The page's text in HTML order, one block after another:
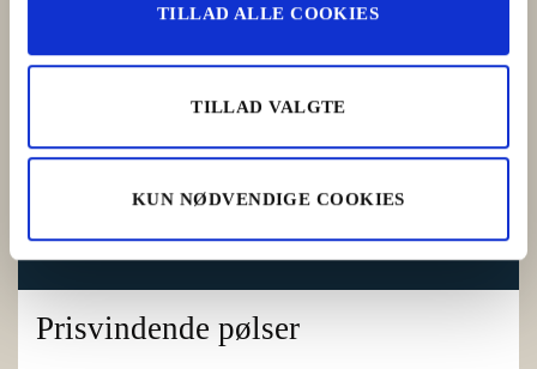
TILLAD ALLE COOKIES
TILLAD VALGTE
KUN NØDVENDIGE COOKIES
Prisvindende pølser